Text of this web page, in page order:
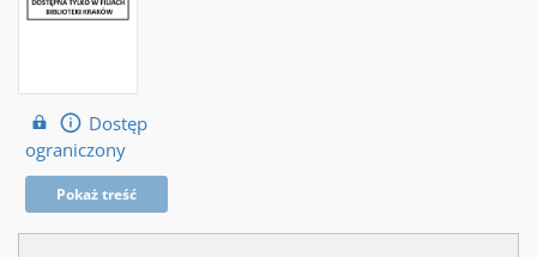
Dostęp
ograniczony
Pokaż treść